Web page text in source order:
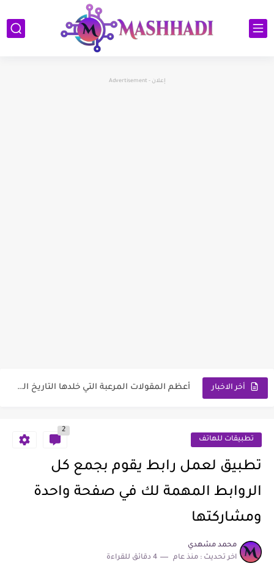
إعلان - Advertisement
أخر الاخبار أعظم المقولات المرعبة التي خلدها التاريخ العربي
أكثر المأكولات و الأشياء التي تدمر مناعة الأطفال
افضل المواقع للعمل على الانترنت بدون خبرة
تطبيقات للهاتف
2
تطبيق لعمل رابط يقوم بجمع كل
الروابط المهمة لك في صفحة واحدة
ومشاركتها
محمد مشهدي
اخر تحديث : منذ عام 4 دقائق للقراءة